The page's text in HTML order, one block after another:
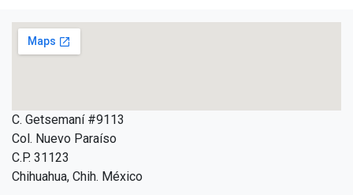
C. Getsemaní #9113
Col. Nuevo Paraíso
C.P. 31123
Chihuahua, Chih. México